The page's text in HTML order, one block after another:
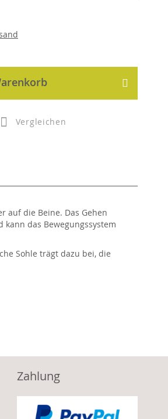
Vergleichen
auf die Beine. Das Gehen
das Bewegungssystem
Sohle trägt dazu bei, die
Zahlung